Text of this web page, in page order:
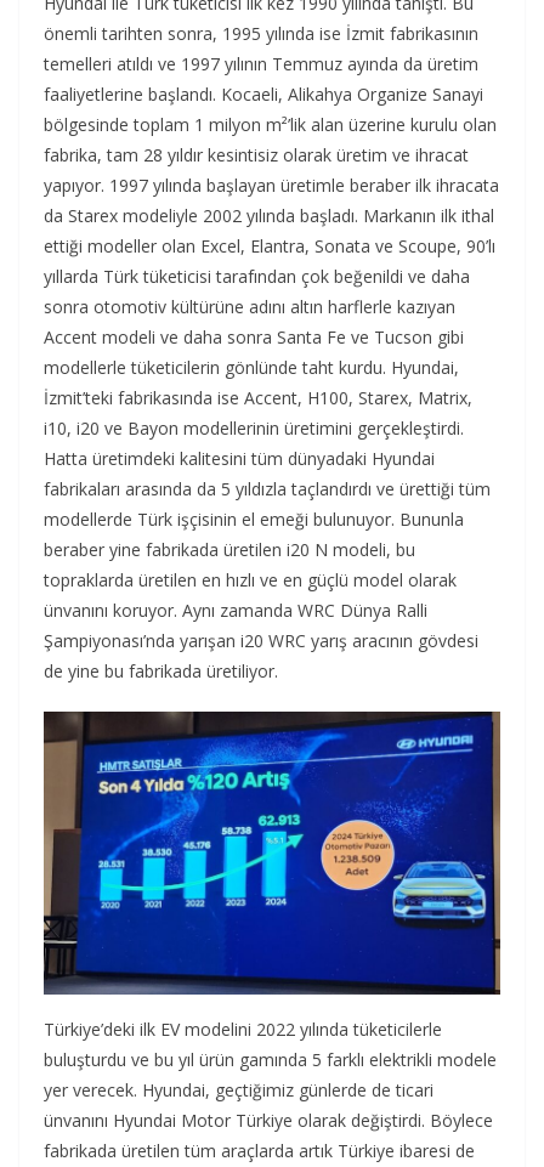
önemli tarihten sonra, 1995 yılında ise İzmit fabrikasının
temelleri atıldı ve 1997 yılının Temmuz ayında da üretim
faaliyetlerine başlandı. Kocaeli, Alikahya Organize Sanayi
bölgesinde toplam 1 milyon m²’lik alan üzerine kurulu olan
fabrika, tam 28 yıldır kesintisiz olarak üretim ve ihracat
yapıyor. 1997 yılında başlayan üretimle beraber ilk ihracata
da Starex modeliyle 2002 yılında başladı. Markanın ilk ithal
ettiği modeller olan Excel, Elantra, Sonata ve Scoupe, 90’lı
yıllarda Türk tüketicisi tarafından çok beğenildi ve daha
sonra otomotiv kültürüne adını altın harflerle kazıyan
Accent modeli ve daha sonra Santa Fe ve Tucson gibi
modellerle tüketicilerin gönlünde taht kurdu. Hyundai,
İzmit’teki fabrikasında ise Accent, H100, Starex, Matrix,
i10, i20 ve Bayon modellerinin üretimini gerçekleştirdi.
Hatta üretimdeki kalitesini tüm dünyadaki Hyundai
fabrikaları arasında da 5 yıldızla taçlandırdı ve ürettiği tüm
modellerde Türk işçisinin el emeği bulunuyor. Bununla
beraber yine fabrikada üretilen i20 N modeli, bu
topraklarda üretilen en hızlı ve en güçlü model olarak
ünvanını koruyor. Aynı zamanda WRC Dünya Ralli
Şampiyonası’nda yarışan i20 WRC yarış aracının gövdesi
de yine bu fabrikada üretiliyor.
Türkiye’deki ilk EV modelini 2022 yılında tüketicilerle
buluşturdu ve bu yıl ürün gamında 5 farklı elektrikli modele
yer verecek. Hyundai, geçtiğimiz günlerde de ticari
ünvanını Hyundai Motor Türkiye olarak değiştirdi. Böylece
fabrikada üretilen tüm araçlarda artık Türkiye ibaresi de